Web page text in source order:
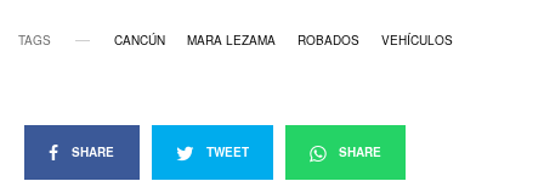
TAGS CANCÚN MARA LEZAMA ROBADOS VEHÍCULOS
SHARE TWEET SHARE